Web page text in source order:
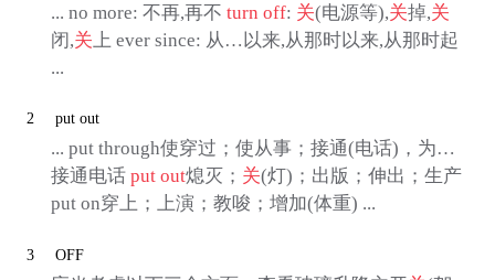
... no more: 不再,再不 turn off: 关(电源等),关掉,关
闭,关 上 ever since: 从…以来,从那时以来,从那时起
...
2 put out
... put through使穿过；使从事；接通(电话)，为…
接通电话 put out熄灭； 关(灯)；出版；伸出；生产
put on穿上；上演；教唆；增加(体重) ...
3 OFF